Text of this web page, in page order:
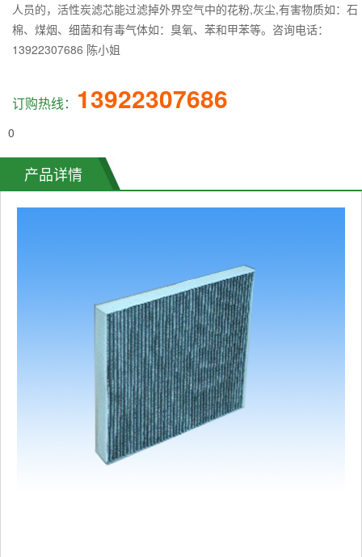
人员的，活性炭滤芯能过滤掉外界空气中的花粉,灰尘,有害物质如：石
棉、煤烟、细菌和有毒气体如：臭氧、苯和甲苯等。咨询电话：
13922307686 陈小姐
订购热线： 13922307686
0
产品详情